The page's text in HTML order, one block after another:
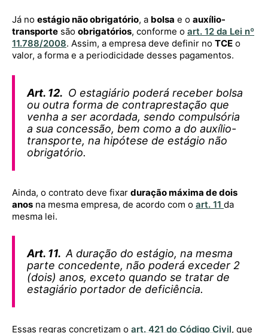
Já no estágio não obrigatório, a bolsa e o auxílio-
transporte são obrigatórios, conforme o art. 12 da Lei nº
11.788/2008. Assim, a empresa deve definir no TCE o
valor, a forma e a periodicidade desses pagamentos.
Art. 12. O estagiário poderá receber bolsa
ou outra forma de contraprestação que
venha a ser acordada, sendo compulsória
a sua concessão, bem como a do auxílio-
transporte, na hipótese de estágio não
obrigatório.
Ainda, o contrato deve fixar duração máxima de dois
anos na mesma empresa, de acordo com o art. 11 da
mesma lei.
Art. 11. A duração do estágio, na mesma
parte concedente, não poderá exceder 2
(dois) anos, exceto quando se tratar de
estagiário portador de deficiência.
Essas regras concretizam o art. 421 do Código Civil, que